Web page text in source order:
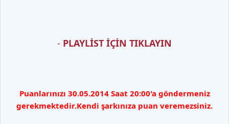
- PLAYLİST İÇİN TIKLAYIN
Puanlarınızı 30.05.2014 Saat 20:00'a göndermeniz
gerekmektedir.Kendi şarkınıza puan veremezsiniz.